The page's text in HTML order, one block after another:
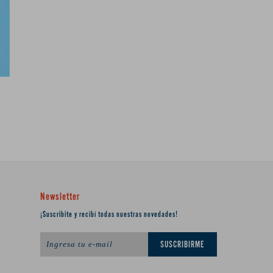
Newsletter
¡Suscribite y recibí todas nuestras novedades!
SUSCRIBIRME